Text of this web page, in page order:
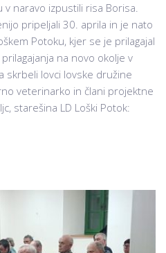
v naravo izpustili risa Borisa.
pripeljali 30. aprila in je nato
Potoku, kjer se je prilagajal
na novo okolje v
skrbeli lovci lovske družine
veterinarko in člani projektne
starešina LD Loški Potok: